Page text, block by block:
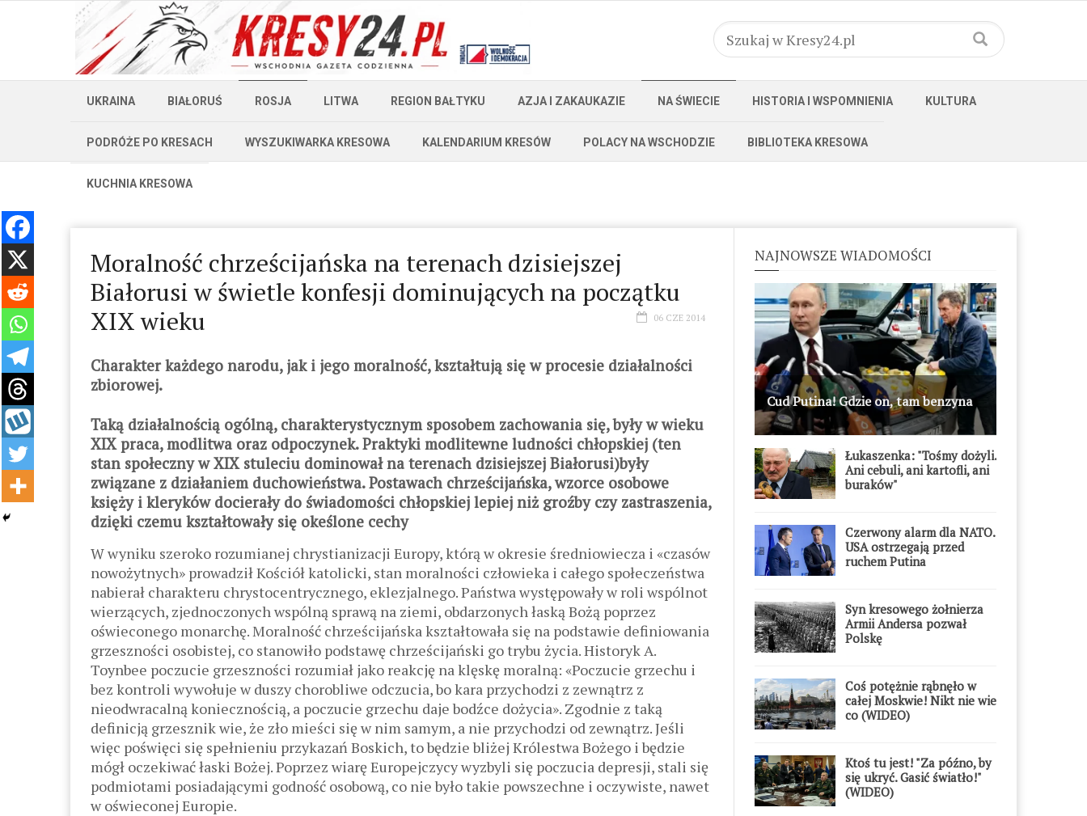
UKRAINA BIAŁORUŚ ROSJA LITWA REGION BAŁTYKU AZJA I ZAKAUKAZIE NA ŚWIECIE HISTORIA I WSPOMNIENIA KULTURA
PODRÓŻE PO KRESACH WYSZUKIWARKA KRESOWA KALENDARIUM KRESÓW POLACY NA WSCHODZIE BIBLIOTEKA KRESOWA
KUCHNIA KRESOWA
Moralność chrześcijańska na terenach dzisiejszej
Białorusi w świetle konfesji dominujących na początku
XIX wieku
06 CZE 2014
Charakter każdego narodu, jak i jego moralność, kształtują się w procesie działalności
zbiorowej.
Taką działalnością ogólną, charakterystycznym sposobem zachowania się, były w wieku
XIX praca, modlitwa oraz odpoczynek. Praktyki modlitewne ludności chłopskiej (ten
stan społeczny w XIX stuleciu dominował na terenach dzisiejszej Białorusi)były
związane z działaniem duchowieństwa. Postawach chrześcijańska, wzorce osobowe
księży i kleryków docierały do świadomości chłopskiej lepiej niż groźby czy zastraszenia,
dzięki czemu kształtowały się okeślone cechy
W wyniku szeroko rozumianej chrystianizacji Europy, którą w okresie średniowiecza i «czasów
nowożytnych» prowadził Kościół katolicki, stan moralności człowieka i całego społeczeństwa
nabierał charakteru chrystocentrycznego, eklezjalnego. Państwa występowały w roli wspólnot
wierzących, zjednoczonych wspólną sprawą na ziemi, obdarzonych łaską Bożą poprzez
oświeconego monarchę. Moralność chrześcijańska kształtowała się na podstawie definiowania
grzeszności osobistej, co stanowiło podstawę chrześcijański go trybu życia. Historyk A.
Toynbee poczucie grzeszności rozumiał jako reakcję na klęskę moralną: «Poczucie grzechu i
bez kontroli wywołuje w duszy chorobliwe odczucia, bo kara przychodzi z zewnątrz z
nieodwracalną koniecznością, a poczucie grzechu daje bodźce dożycia». Zgodnie z taką
definicją grzesznik wie, że zło mieści się w nim samym, a nie przychodzi od zewnątrz. Jeśli
więc poświęci się spełnieniu przykazań Boskich, to będzie bliżej Królestwa Bożego i będzie
mógł oczekiwać łaski Bożej. Poprzez wiarę Europejczycy wyzbyli się poczucia depresji, stali się
podmiotami posiadającymi godność osobową, co nie było takie powszechne i oczywiste, nawet
w oświeconej Europie.
NAJNOWSZE WIADOMOŚCI
Cud Putina! Gdzie on, tam benzyna
Łukaszenka: "Tośmy dożyli.
Ani cebuli, ani kartofli, ani
buraków"
Czerwony alarm dla NATO.
USA ostrzegają przed
ruchem Putina
Syn kresowego żołnierza
Armii Andersa pozwał
Polskę
Coś potężnie rąbnęło w
całej Moskwie! Nikt nie wie
co (WIDEO)
Ktoś tu jest! "Za późno, by
się ukryć. Gasić światło!"
(WIDEO)